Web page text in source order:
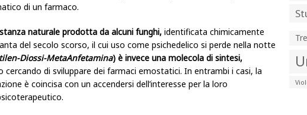
di un farmaco.
naturale prodotta da alcuni funghi, identificata chimicamente
del secolo scorso, il cui uso come psichedelico si perde nella notte
Diossi-MetaAnfetamina) è invece una molecola di sintesi,
cercando di sviluppare dei farmaci emostatici. In entrambi i casi, la
è coincisa con un accendersi dell’interesse per la loro